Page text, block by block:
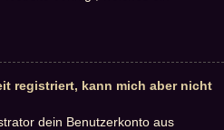
registriert, kann mich aber nicht
dein Benutzerkonto aus